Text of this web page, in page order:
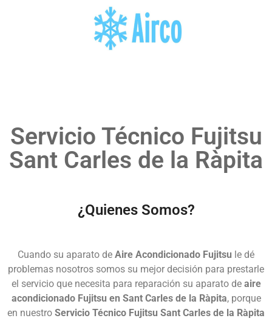
Servicio Técnico Fujitsu
Sant Carles de la Ràpita
¿Quienes Somos?
Cuando su aparato de Aire Acondicionado Fujitsu le dé
problemas nosotros somos su mejor decisión para prestarle
el servicio que necesita para reparación su aparato de aire
acondicionado Fujitsu en Sant Carles de la Ràpita, porque
en nuestro Servicio Técnico Fujitsu Sant Carles de la Ràpita